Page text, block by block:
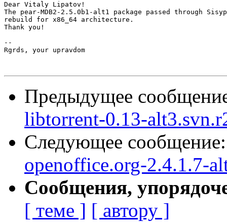
Dear Vitaly Lipatov!
The pear-MDB2-2.5.0b1-alt1 package passed through
rebuild for x86_64 architecture.
Thank you!
--
Rgrds, your upravdom
Предыдущее
libtorrent-0.13-
Следующее
openoffice.org-2.4.1.7-
Сообщения,
[ теме ] [ автору ]